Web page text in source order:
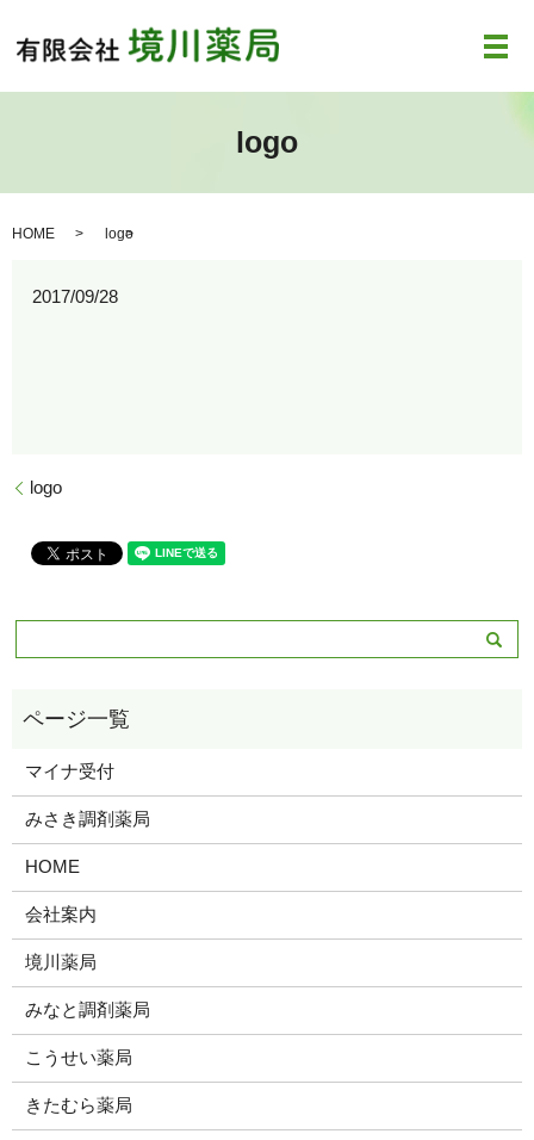
メ
logo
HOME logo
2017/09/28
logo
マイナ受付
みさき調剤薬局
HOME
会社案内
境川薬局
みなと調剤薬局
こうせい薬局
きたむら薬局